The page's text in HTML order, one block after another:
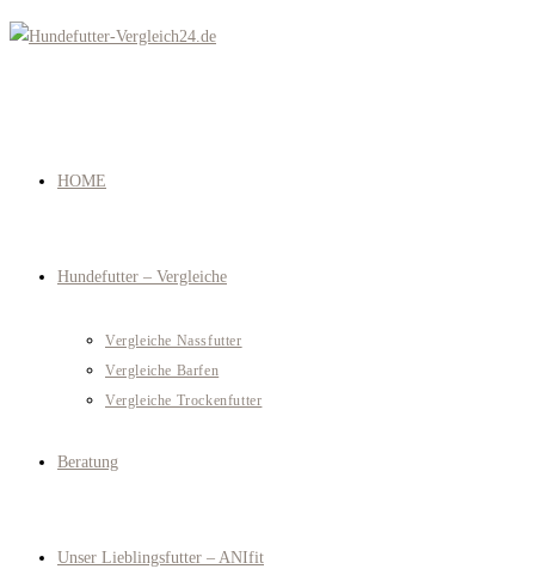
Zum
HOME
Hundefutter – Vergleiche
Vergleiche Nassfutter
Vergleiche Barfen
Vergleiche Trockenfutter
Beratung
Unser Lieblingsfutter – ANIfit